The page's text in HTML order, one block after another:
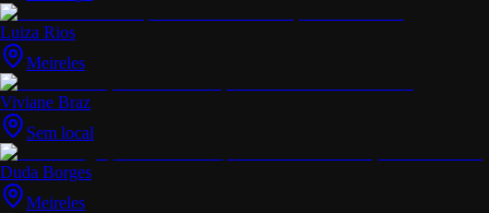
Luiza Rios
Meireles
Viviane Braz
Sem local
Duda Borges
Meireles